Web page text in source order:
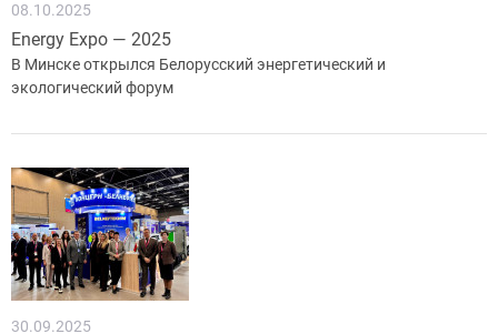
08.10.2025
Energy Expo — 2025
В Минске открылся Белорусский энергетический и
экологический форум
30.09.2025